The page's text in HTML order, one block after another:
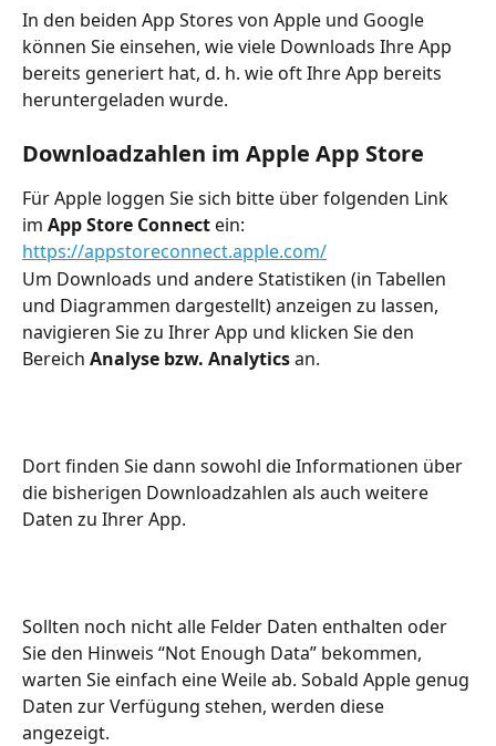
In den beiden App Stores von Apple und Google
können Sie einsehen, wie viele Downloads Ihre App
bereits generiert hat, d. h. wie oft Ihre App bereits
heruntergeladen wurde.
Downloadzahlen im Apple App Store
Für Apple loggen Sie sich bitte über folgenden Link
im App Store Connect ein:
https://appstoreconnect.apple.com/
Um Downloads und andere Statistiken (in Tabellen
und Diagrammen dargestellt) anzeigen zu lassen,
navigieren Sie zu Ihrer App und klicken Sie den
Bereich Analyse bzw. Analytics an.
Dort finden Sie dann sowohl die Informationen über
die bisherigen Downloadzahlen als auch weitere
Daten zu Ihrer App.
Sollten noch nicht alle Felder Daten enthalten oder
Sie den Hinweis “Not Enough Data” bekommen,
warten Sie einfach eine Weile ab. Sobald Apple genug
Daten zur Verfügung stehen, werden diese
angezeigt.